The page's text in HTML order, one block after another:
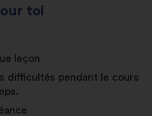
toi
leçon
difficultés pendant le cours